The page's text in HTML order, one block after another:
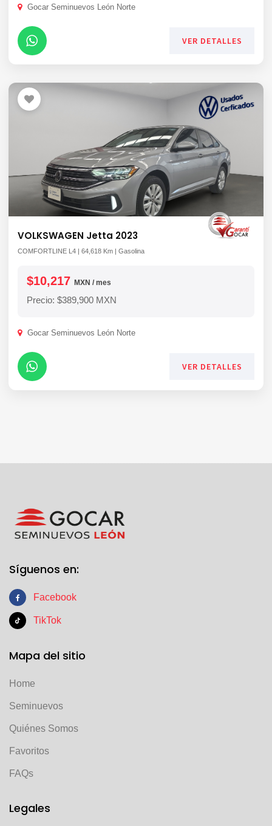
Gocar Seminuevos León Norte
VER DETALLES
VOLKSWAGEN Jetta 2023
COMFORTLINE L4 | 64,618 Km | Gasolina
$10,217 MXN / mes
Precio: $389,900 MXN
Gocar Seminuevos León Norte
VER DETALLES
Síguenos en:
Facebook
TikTok
Mapa del sitio
Home
Seminuevos
Quiénes Somos
Favoritos
FAQs
Legales